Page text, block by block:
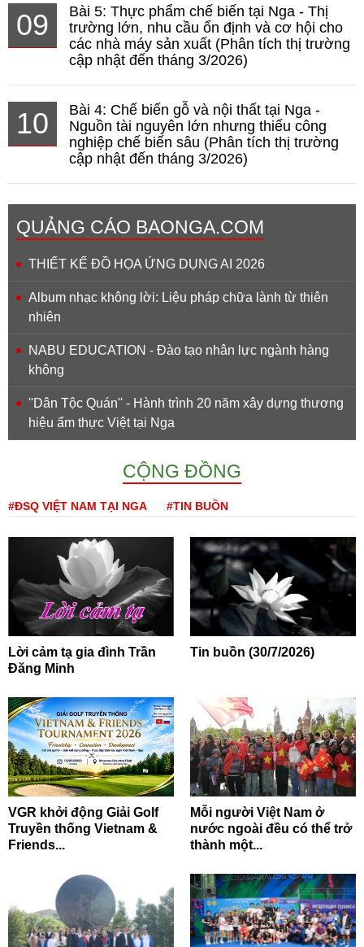
09
Bài 5: Thực phẩm chế biến tại Nga - Thị
trường lớn, nhu cầu ổn định và cơ hội cho
các nhà máy sản xuất (Phân tích thị trường
cập nhật đến tháng 3/2026)
10
Bài 4: Chế biến gỗ và nội thất tại Nga -
Nguồn tài nguyên lớn nhưng thiếu công
nghiệp chế biến sâu (Phân tích thị trường
cập nhật đến tháng 3/2026)
QUẢNG CÁO BAONGA.COM
THIẾT KẾ ĐỒ HỌA ỨNG DỤNG AI 2026
Album nhạc không lời: Liệu pháp chữa lành từ thiên
nhiên
NABU EDUCATION - Đào tạo nhân lực ngành hàng
không
''Dân Tộc Quán'' - Hành trình 20 năm xây dựng thương
hiệu ẩm thực Việt tại Nga
CỘNG ĐỒNG
#ĐSQ VIỆT NAM TẠI NGA #TIN BUỒN
Lời cảm tạ gia đình Trần
Đăng Minh
Tin buồn (30/7/2026)
VGR khởi động Giải Golf
Truyền thống Vietnam &
Friends...
Mỗi người Việt Nam ở
nước ngoài đều có thể trở
thành một...